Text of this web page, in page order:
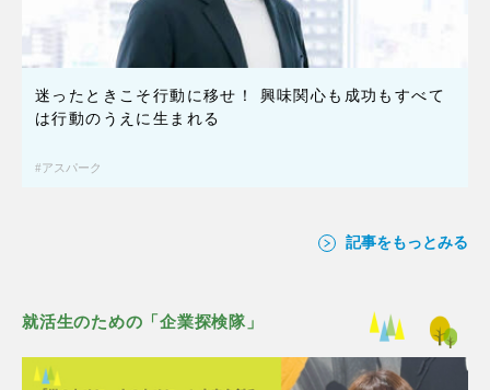
迷ったときこそ行動に移せ！ 興味関心も成功もすべて
は行動のうえに生まれる
アスパーク
記事をもっとみる
就活生のための「企業探検隊」